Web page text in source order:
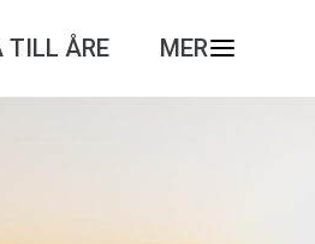
TILL ÅRE MER